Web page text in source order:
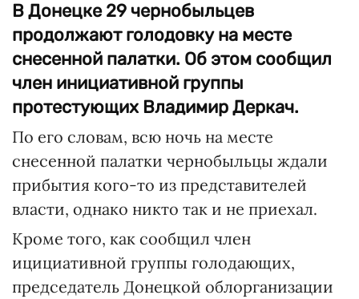
В Донецке 29 чернобыльцев
продолжают голодовку на месте
снесенной палатки. Об этом сообщил
член инициативной группы
протестующих Владимир Деркач.
По его словам, всю ночь на месте
снесенной палатки чернобыльцы ждали
прибытия кого-то из представителей
власти, однако никто так и не приехал.
Кроме того, как сообщил член
ицициативной группы голодающих,
председатель Донецкой облорганизации